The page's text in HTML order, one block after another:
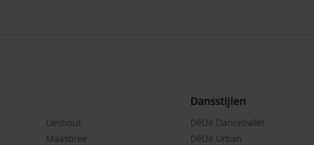
Lieshout
Maasbree
Dansstijlen
DéDé Danceballet
DéDé Urban